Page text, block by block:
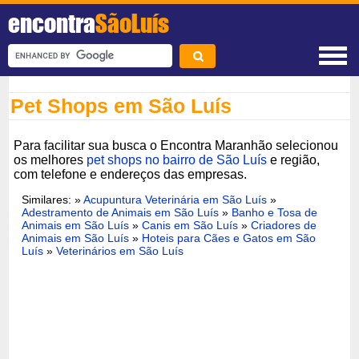
encontraSãoLuís
Pet Shops em São Luís
Para facilitar sua busca o Encontra Maranhão selecionou
os melhores pet shops no bairro de São Luís e região,
com telefone e endereços das empresas.
Similares: »Acupuntura Veterinária em São Luís »
Adestramento de Animais em São Luís » Banho e Tosa de
Animais em São Luís »Canis em São Luís »Criadores de
Animais em São Luís » Hoteis para Cães e Gatos em São
Luís »Veterinários em São Luís